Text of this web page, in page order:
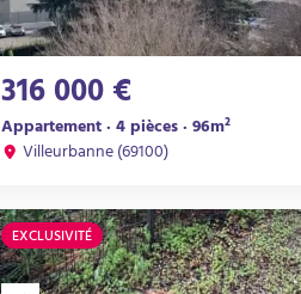
316 000 €
Appartement · 4 pièces · 96m²
Villeurbanne (69100)
EXCLUSIVITÉ